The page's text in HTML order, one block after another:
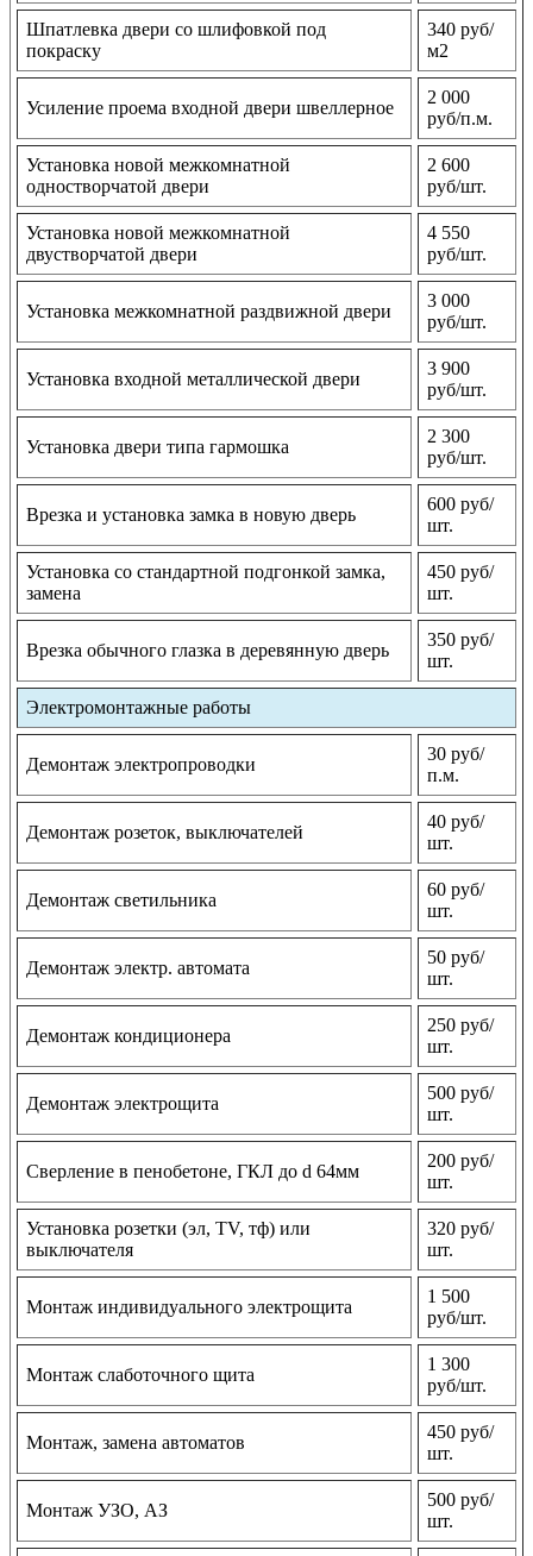
Шпатлевка двери со шлифовкой под
покраску
340 руб/
м2
Усиление проема входной двери швеллерное
2 000
руб/п.м.
Установка новой межкомнатной
одностворчатой двери
2 600
руб/шт.
Установка новой межкомнатной
двустворчатой двери
4 550
руб/шт.
Установка межкомнатной раздвижной двери
3 000
руб/шт.
Установка входной металлической двери
3 900
руб/шт.
Установка двери типа гармошка
2 300
руб/шт.
Врезка и установка замка в новую дверь
600 руб/
шт.
Установка со стандартной подгонкой замка,
замена
450 руб/
шт.
Врезка обычного глазка в деревянную дверь
350 руб/
шт.
Электромонтажные работы
Демонтаж электропроводки
30 руб/
п.м.
Демонтаж розеток, выключателей
40 руб/
шт.
Демонтаж светильника
60 руб/
шт.
Демонтаж электр. автомата
50 руб/
шт.
Демонтаж кондиционера
250 руб/
шт.
Демонтаж электрощита
500 руб/
шт.
Сверление в пенобетоне, ГКЛ до d 64мм
200 руб/
шт.
Установка розетки (эл, TV, тф) или
выключателя
320 руб/
шт.
Монтаж индивидуального электрощита
1 500
руб/шт.
Монтаж слаботочного щита
1 300
руб/шт.
Монтаж, замена автоматов
450 руб/
шт.
Монтаж УЗО, АЗ
500 руб/
шт.